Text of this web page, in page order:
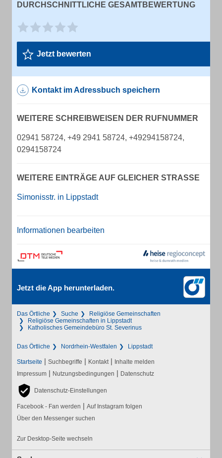
DURCHSCHNITTLICHE GESAMTBEWERTUNG
Jetzt bewerten
Kontakt im Adressbuch speichern
WEITERE SCHREIBWEISEN DER RUFNUMMER
02941 58724, +49 2941 58724, +49294158724,
0294158724
WEITERE EINTRÄGE AUF GLEICHER STRASSE
Simonisstr. in Lippstadt
Informationen bearbeiten
Jetzt die App herunterladen.
Das Örtliche Suche
Religiöse Gemeinschaften
Religiöse Gemeinschaften in Lippstadt
Katholisches Gemeindebüro St. Severinus
Das Örtliche Nordrhein-Westfalen Lippstadt
Startseite | Suchbegriffe | Kontakt | Inhalte melden
Impressum | Nutzungsbedingungen | Datenschutz
Datenschutz-Einstellungen
Facebook - Fan werden | Auf Instagram folgen
Über den Messenger suchen
Zur Desktop-Seite wechseln